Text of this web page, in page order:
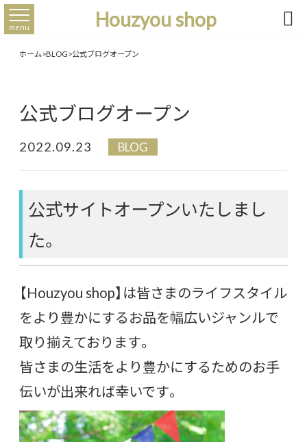
Houzyou shop
menu 
ホーム>BLOG>公式ブログオープン
公式ブログオープン
2022.09.23 BLOG
公式サイトオープンいたしまし
た。
【Houzyou shop】は皆さまのライフスタイル
をより豊かにするお品を幅広いジャンルで
取り揃えております。
皆さまの生活をより豊かにするためのお手
伝いが出来れば幸いです。